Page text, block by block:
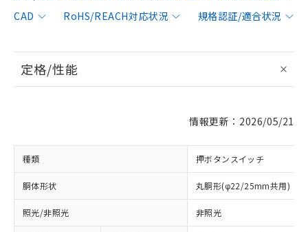
CAD
RoHS/REACH対応状況 規格認証/適合状況
定格/性能
情報更新：2026/05/21
種類 押ボタンスイッチ
胴体形状 丸胴形(φ22/25mm共用)
照光/非照光 非照光